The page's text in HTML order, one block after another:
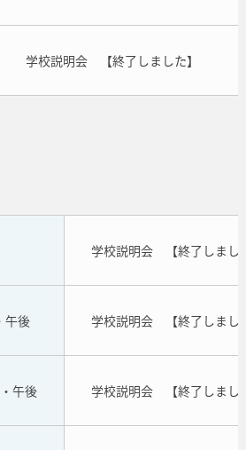
学校説明会 【終了しました】
学校説明会 【終了しまし
午後 学校説明会 【終了しまし
午後 学校説明会 【終了しまし